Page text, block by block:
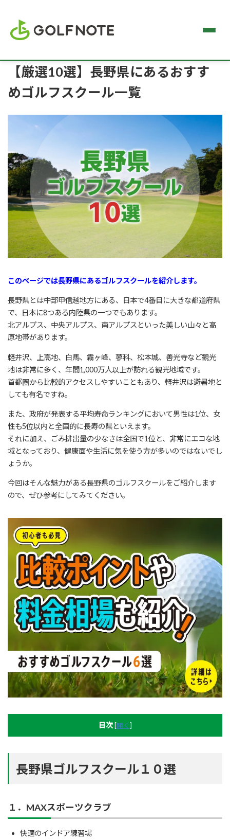
【厳選10選】長野県にあるおすす
めゴルフスクール一覧
このページでは長野県にあるゴルフスクールを紹介します。
長野県とは中部甲信越地方にある、日本で4番目に大きな都道府県
で、日本に8つある内陸県の一つでもあります。
北アルプス、中央アルプス、南アルプスといった美しい山々と高
原地帯があります。
軽井沢、上高地、白馬、霧ヶ峰、蓼科、松本城、善光寺など観光
地は非常に多く、年間1,000万人以上が訪れる観光地域です。
首都圏から比較的アクセスしやすいこともあり、軽井沢は避暑地と
しても有名ですね。
また、政府が発表する平均寿命ランキングにおいて男性は1位、女
性も5位以内と全国的に長寿の県といえます。
それに加え、ごみ排出量の少なさは全国で1位と、非常にエコな地
域となっており、健康面や生活に気を使う方が多いのではないでし
ょうか。
今回はそんな魅力がある長野県のゴルフスクールをご紹介します
ので、ぜひ参考にしてみてください。
目次 [開く ]
長野県ゴルフスクール１０選
１．MAXスポーツクラブ
快適のインドア練習場